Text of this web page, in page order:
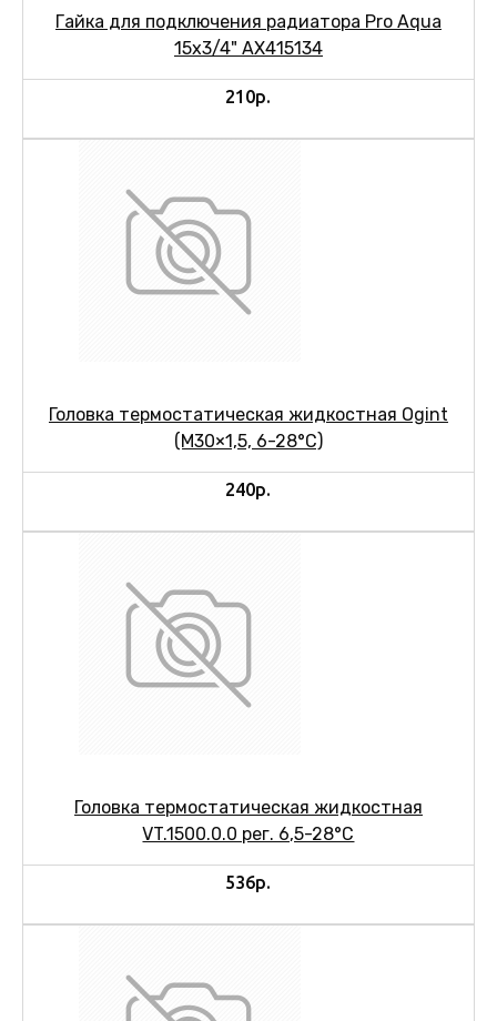
Гайка для подключения радиатора Pro Aqua
15х3/4" АХ415134
210р.
Головка термостатическая жидкостная Ogint
(М30×1,5, 6-28°C)
240р.
Головка термостатическая жидкостная
VT.1500.0.0 рег. 6,5-28°C
536р.